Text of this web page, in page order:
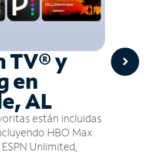
TV® y
en
AL
están incluidas
HBO Max
Unlimited,